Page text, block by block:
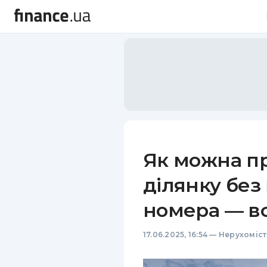
Як можна
ділянку
номера —
17.06.2025, 16:54 —